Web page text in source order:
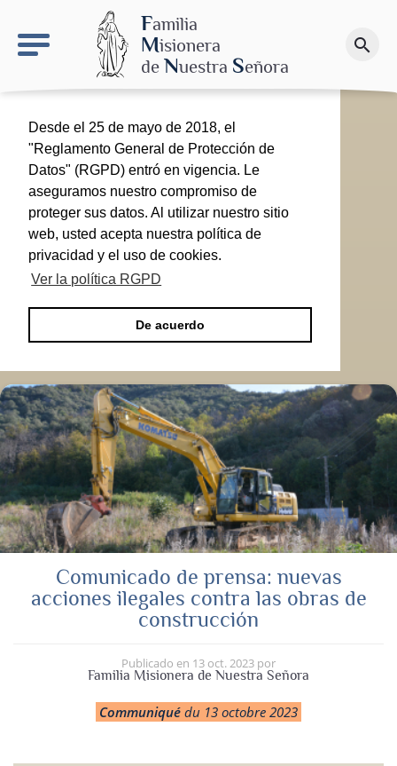
Familia
Misionera
de Nuestra Señora
search
El proyecto de Nuestra Señora de las Nieves
Haz una donación
Desde el 25 de mayo de 2018, el
"Reglamento General de Protección de
Datos" (RGPD) entró en vigencia. Le
aseguramos nuestro compromiso de
proteger sus datos. Al utilizar nuestro sitio
web, usted acepta nuestra política de
privacidad y el uso de cookies.
Ver la política RGPD
De acuerdo
Comunicado de prensa: nuevas
acciones ilegales contra las obras de
construcción
Publicado en 13 oct. 2023 por
Familia Misionera de Nuestra Señora
Communiqué du 13 octobre 2023